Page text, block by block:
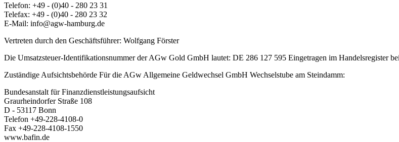
Telefon: +49 - (0)40 - 280 23 31
Telefax: +49 - (0)40 - 280 23 32
E-Mail: info@agw-hamburg.de
Vertreten durch den Geschäftsführer: Wolfgang Förster
Die Umsatzsteuer-Identifikationsnummer der AGw Gold GmbH lautet: DE 286 127 595 Eingetragen im Handelsregister
Zuständige Aufsichtsbehörde Für die AGw Allgemeine Geldwechsel GmbH Wechselstube am Steindamm:
Bundesanstalt für Finanzdienstleistungsaufsicht
Graurheindorfer Straße 108
D - 53117 Bonn
Telefon +49-228-4108-0
Fax +49-228-4108-1550
www.bafin.de